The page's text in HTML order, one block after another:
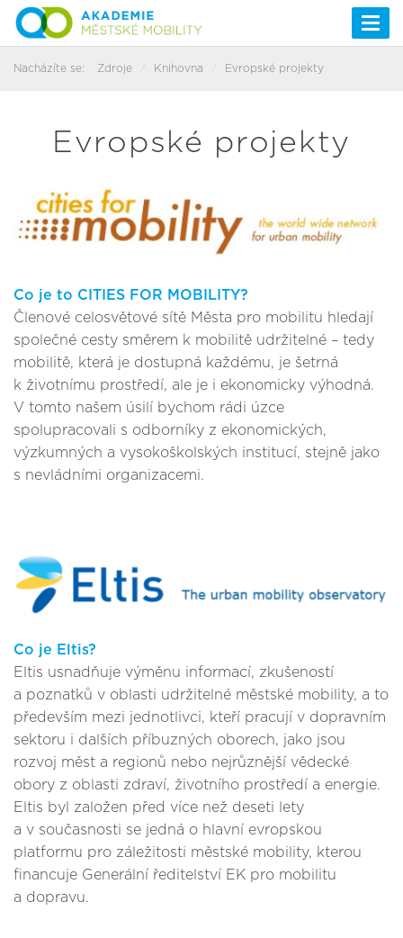
Nacházíte se: Zdroje Knihovna Evropské projekty
Evropské projekty
Co je to CITIES FOR MOBILITY?
Členové celosvětové sítě Města pro mobilitu hledají
společné cesty směrem k mobilitě udržitelné – tedy
mobilitě, která je dostupná každému, je šetrná
k životnímu prostředí, ale je i ekonomicky výhodná.
V tomto našem úsilí bychom rádi úzce
spolupracovali s odborníky z ekonomických,
výzkumných a vysokoškolských institucí, stejně jako
s nevládními organizacemi.
Co je Eltis?
Eltis usnadňuje výměnu informací, zkušeností
a poznatků v oblasti udržitelné městské mobility, a to
především mezi jednotlivci, kteří pracují v dopravním
sektoru i dalších příbuzných oborech, jako jsou
rozvoj měst a regionů nebo nejrůznější vědecké
obory z oblasti zdraví, životního prostředí a energie.
Eltis byl založen před více než deseti lety
a v současnosti se jedná o hlavní evropskou
platformu pro záležitosti městské mobility, kterou
financuje Generální ředitelství EK pro mobilitu
a dopravu.